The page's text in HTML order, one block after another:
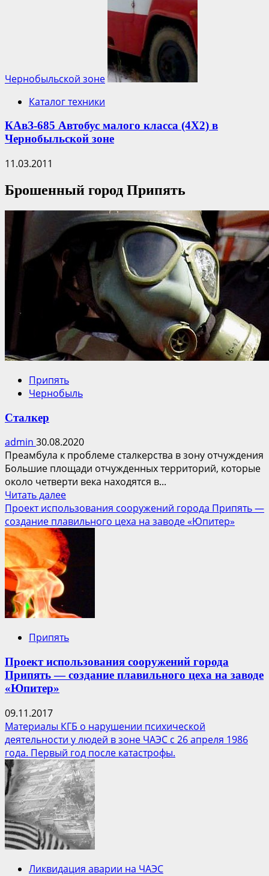
Чернобыльской зоне
Каталог техники
КАвЗ-685 Автобус малого класса (4Х2) в
Чернобыльской зоне
11.03.2011
Брошенный город Припять
Припять
Чернобыль
Сталкер
admin 30.08.2020
Преамбула к проблеме сталкерства в зону отчуждения
Большие площади отчужденных территорий, которые
около четверти века находятся в...
Читать далееПрочитать
больше
о
Сталкер
Проект использования сооружений города Припять —
создание плавильного цеха на заводе «Юпитер»
Припять
Проект использования сооружений города
Припять — создание плавильного цеха на заводе
«Юпитер»
09.11.2017
Материалы КГБ о нарушении психической
деятельности у людей в зоне ЧАЭС с 26 апреля 1986
года. Первый год после катастрофы.
Ликвидация аварии на ЧАЭС